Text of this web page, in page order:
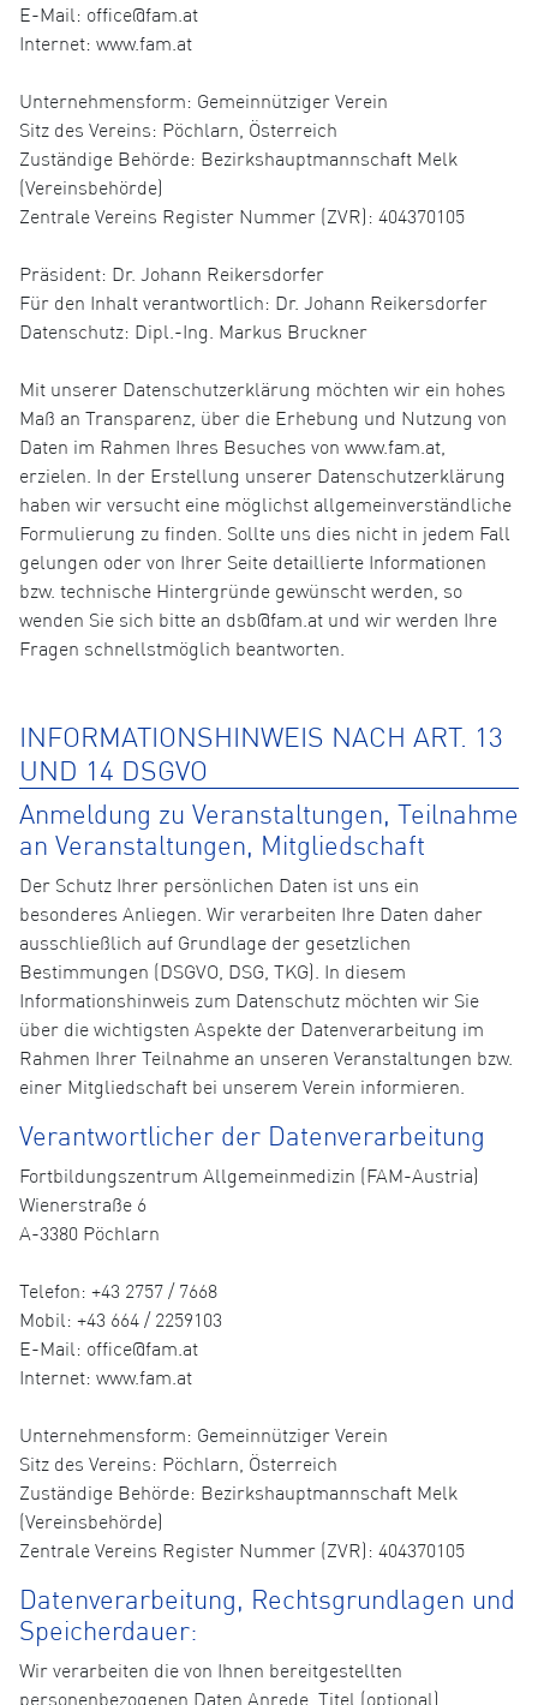
E-Mail: office@fam.at
Internet: www.fam.at
Unternehmensform: Gemeinnütziger Verein
Sitz des Vereins: Pöchlarn, Österreich
Zuständige Behörde: Bezirkshauptmannschaft Melk
(Vereinsbehörde)
Zentrale Vereins Register Nummer (ZVR): 404370105
Präsident: Dr. Johann Reikersdorfer
Für den Inhalt verantwortlich: Dr. Johann Reikersdorfer
Datenschutz: Dipl.-Ing. Markus Bruckner
Mit unserer Datenschutzerklärung möchten wir ein hohes
Maß an Transparenz, über die Erhebung und Nutzung von
Daten im Rahmen Ihres Besuches von www.fam.at,
erzielen. In der Erstellung unserer Datenschutzerklärung
haben wir versucht eine möglichst allgemeinverständliche
Formulierung zu finden. Sollte uns dies nicht in jedem Fall
gelungen oder von Ihrer Seite detaillierte Informationen
bzw. technische Hintergründe gewünscht werden, so
wenden Sie sich bitte an dsb@fam.at und wir werden Ihre
Fragen schnellstmöglich beantworten.
INFORMATIONSHINWEIS NACH ART. 13
UND 14 DSGVO
Anmeldung zu Veranstaltungen, Teilnahme
an Veranstaltungen, Mitgliedschaft
Der Schutz Ihrer persönlichen Daten ist uns ein
besonderes Anliegen. Wir verarbeiten Ihre Daten daher
ausschließlich auf Grundlage der gesetzlichen
Bestimmungen (DSGVO, DSG, TKG). In diesem
Informationshinweis zum Datenschutz möchten wir Sie
über die wichtigsten Aspekte der Datenverarbeitung im
Rahmen Ihrer Teilnahme an unseren Veranstaltungen bzw.
einer Mitgliedschaft bei unserem Verein informieren.
Verantwortlicher der Datenverarbeitung
Fortbildungszentrum Allgemeinmedizin (FAM-Austria)
Wienerstraße 6
A-3380 Pöchlarn
Telefon: +43 2757 / 7668
Mobil: +43 664 / 2259103
E-Mail: office@fam.at
Internet: www.fam.at
Unternehmensform: Gemeinnütziger Verein
Sitz des Vereins: Pöchlarn, Österreich
Zuständige Behörde: Bezirkshauptmannschaft Melk
(Vereinsbehörde)
Zentrale Vereins Register Nummer (ZVR): 404370105
Datenverarbeitung, Rechtsgrundlagen und
Speicherdauer:
Wir verarbeiten die von Ihnen bereitgestellten
personenbezogenen Daten Anrede, Titel (optional),